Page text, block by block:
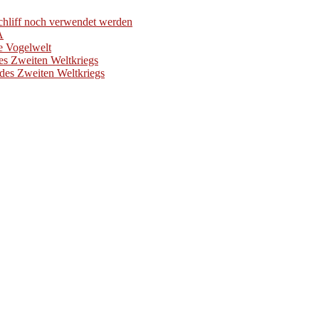
noch verwendet werden
Vogelwelt
Zweiten Weltkriegs
Zweiten Weltkriegs